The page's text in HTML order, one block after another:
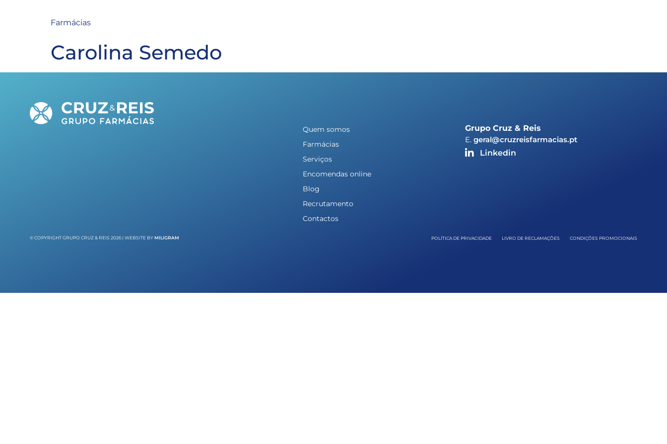
Farmácias
Carolina Semedo
Quem somos
Farmácias
Serviços
Encomendas online
Blog
Recrutamento
Contactos
Grupo Cruz & Reis
E.geral@cruzreisfarmacias.pt
Linkedin
© COPYRIGHT GRUPO CRUZ & REIS 2026 | WEBSITE BYMILIGRAM POLÍTICA DE PRIVACIDADE LIVRO DE RECLAMAÇÕES CONDIÇÕES PROMOCIONAIS